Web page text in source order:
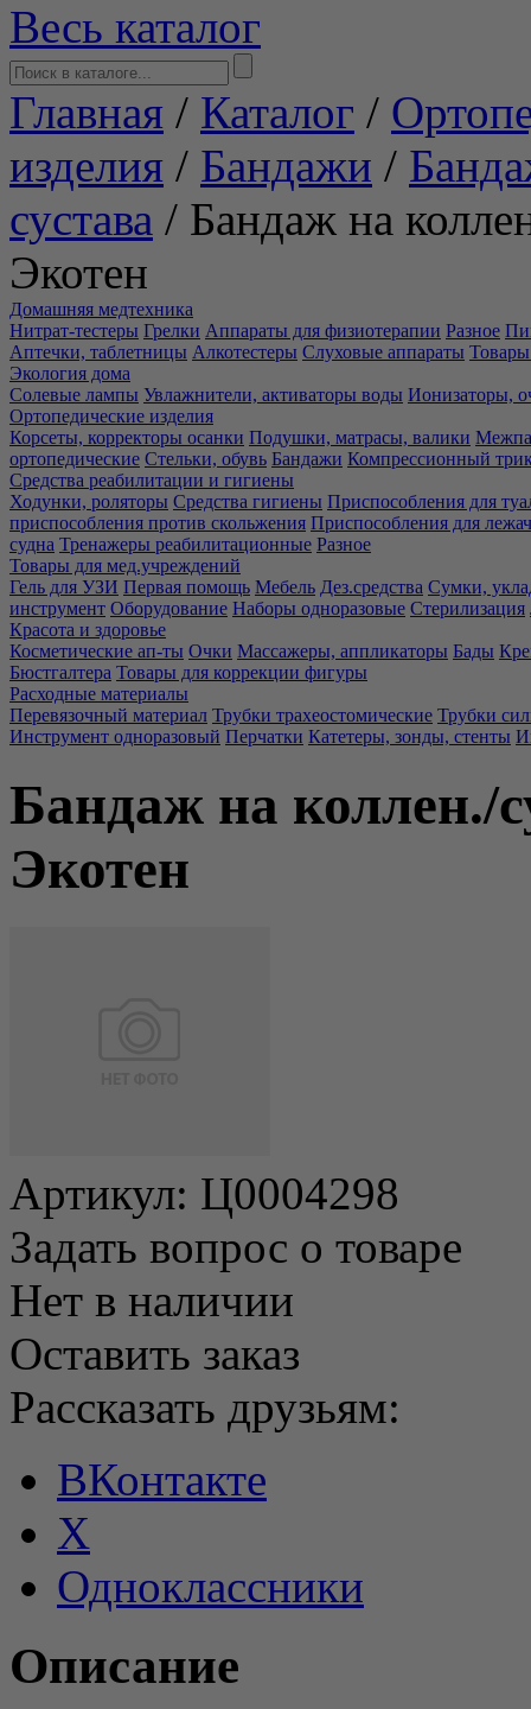
Весь каталог
Главная / Каталог /
изделия / Бандажи /
сустава / Бандаж на
Экотен
Домашняя медтехника
Нитрат-тестеры Грелки Аппараты для физиотерапии Разное
Аптечки, таблетницы Алкотестеры Слуховые аппараты Товары
Экология дома
Солевые лампы Увлажнители, активаторы воды Ионизаторы,
Ортопедические изделия
Корсеты, корректоры осанки Подушки, матрасы, валики
ортопедические Стельки, обувь Бандажи Компрессионный
Средства реабилитации и гигиены
Ходунки, роляторы Средства гигиены Приспособления для
приспособления против скольжения Приспособления для
судна Тренажеры реабилитационные Разное
Товары для мед.учреждений
Гель для УЗИ Первая помощь Мебель Дез.средства Сумки,
инструмент Оборудование Наборы одноразовые Стерилизация
Красота и здоровье
Косметические ап-ты Очки Массажеры, аппликаторы Бады
Бюстгалтера Товары для коррекции фигуры
Расходные материалы
Перевязочный материал Трубки трахеостомические Трубки
Инструмент одноразовый Перчатки Катетеры, зонды, стенты
Бандаж на коллен./
Экотен
Артикул: Ц0004298
Задать вопрос о товаре
Нет в наличии
Оставить заказ
Рассказать друзьям:
ВКонтакте
X
Одноклассники
Описание